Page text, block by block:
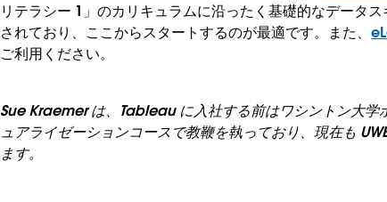
リテラシー 1」のカリキュラムに沿ったく基礎的なデータ
されており、ここからスタートするのが最適です。また、
ご利用ください。
Sue Kraemer は、Tableau に入社する前はワシントン大学
ュアライゼーションコースで教鞭を執っており、現在も
ます。